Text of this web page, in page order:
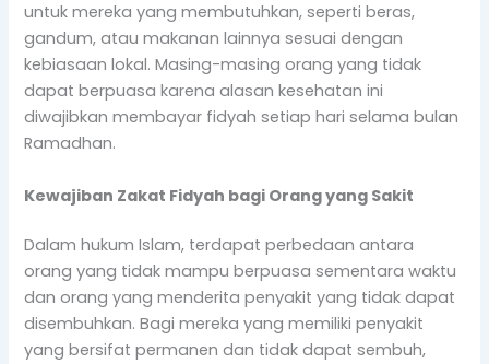
untuk mereka yang membutuhkan, seperti beras,
gandum, atau makanan lainnya sesuai dengan
kebiasaan lokal. Masing-masing orang yang tidak
dapat berpuasa karena alasan kesehatan ini
diwajibkan membayar fidyah setiap hari selama bulan
Ramadhan.
Kewajiban Zakat Fidyah bagi Orang yang Sakit
Dalam hukum Islam, terdapat perbedaan antara
orang yang tidak mampu berpuasa sementara waktu
dan orang yang menderita penyakit yang tidak dapat
disembuhkan. Bagi mereka yang memiliki penyakit
yang bersifat permanen dan tidak dapat sembuh,